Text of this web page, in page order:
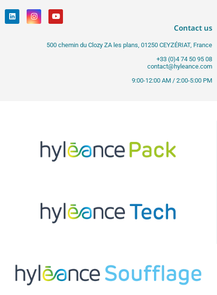
Contact us
500 chemin du Clozy ZA les plans, 01250 CEYZÉRIAT, France
+33 (0)4 74 50 95 08
contact@hyleance.com
9:00-12:00 AM / 2:00-5:00 PM